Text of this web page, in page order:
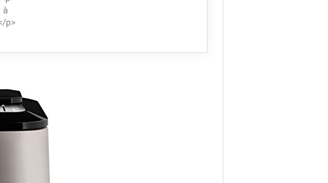
à
p>